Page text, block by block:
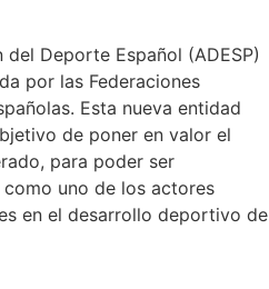
del Deporte Español (ADESP)
por las Federaciones
Esta nueva entidad
de poner en valor el
para poder ser
uno de los actores
en el desarrollo deportivo de